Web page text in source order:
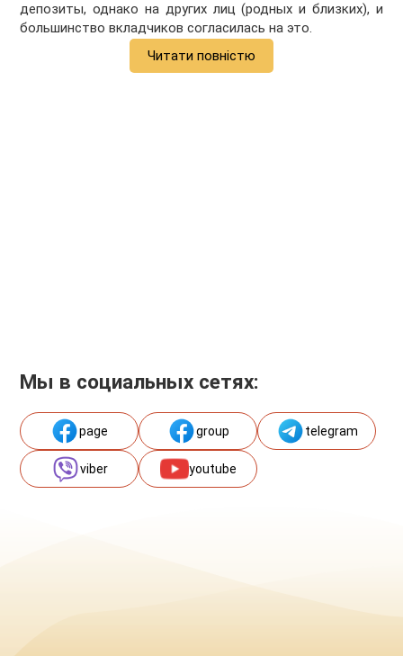
депозиты, однако на других лиц (родных и близких), и
большинство вкладчиков согласилась на это.
Читати повністю
Мы в социальных сетях:
page group telegram
viber youtube